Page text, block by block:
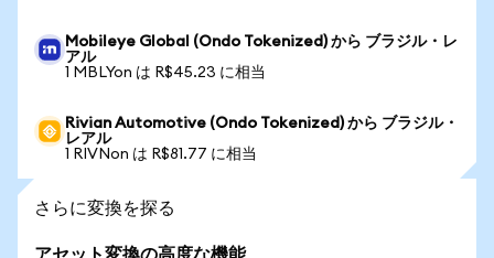
Mobileye Global (Ondo Tokenized) から ブラジル・レ
アル
1 MBLYon は R$45.23 に相当
Rivian Automotive (Ondo Tokenized) から ブラジル・
レアル
1 RIVNon は R$81.77 に相当
さらに変換を探る